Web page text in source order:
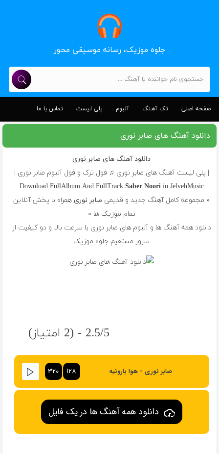
جلوه موزیک، رسانه موسیقی محور
صفحه اصلی تک آهنگ آلبوم پلی لیست تماس با ما
دانلود آهنگ های صابر نوری
دانلود آهنگ های صابر نوری
| پلی لیست آهنگ های صابر نوری ♫ فول ترک و فول آلبوم صابر نوری |
Download FullAlbum And FullTrack Saber Noori in JelvehMusic
« مجموعه کامل آهنگ جدید و قدیمی صابر نوریهمراه با پخش آنلاین
تمام موزیک ها »
دانلود همه آهنگ ها و آلبوم های صابر نوری با سرعت بالا و دو کیفیت از
سرور مستقیم جلوه موزیک
2.5/5 - (2 امتیاز)
صابر نوری - هوا بارونیه 128
320
دانلود همه آهنگ ها در یک فایل